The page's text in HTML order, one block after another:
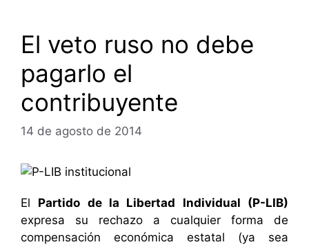
El veto ruso no debe
pagarlo el
contribuyente
14 de agosto de 2014
El Partido de la Libertad Individual (P-LIB)
expresa su rechazo a cualquier forma de
compensación económica estatal (ya sea